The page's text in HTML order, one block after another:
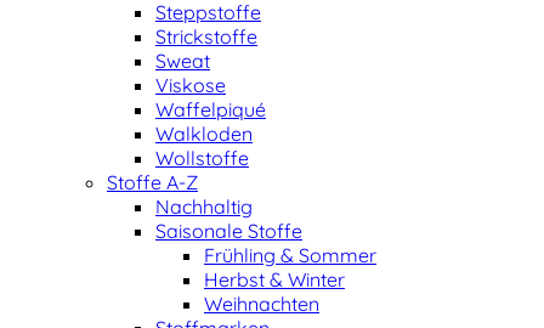
Steppstoffe
Strickstoffe
Sweat
Viskose
Waffelpiqué
Walkloden
Wollstoffe
Stoffe A-Z
Nachhaltig
Saisonale Stoffe
Frühling & Sommer
Herbst & Winter
Weihnachten